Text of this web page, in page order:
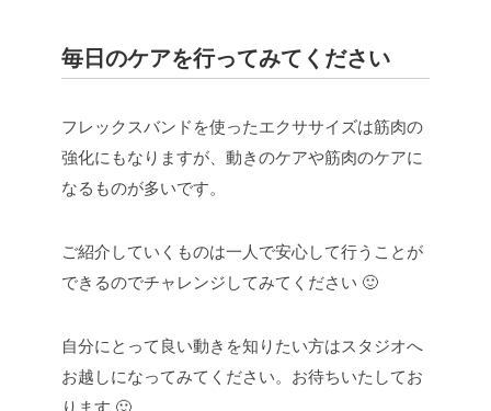
毎日のケアを行ってみてください
フレックスバンドを使ったエクササイズは筋肉の
強化にもなりますが、動きのケアや筋肉のケアに
なるものが多いです。
ご紹介していくものは一人で安心して行うことが
できるのでチャレンジしてみてください 🙂
自分にとって良い動きを知りたい方はスタジオへ
お越しになってみてください。お待ちいたしてお